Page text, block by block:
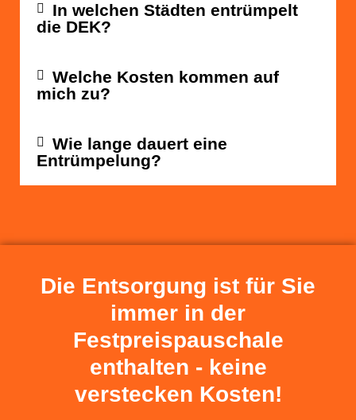
In welchen Städten entrümpelt
die DEK?
Welche Kosten kommen auf
mich zu?
Wie lange dauert eine
Entrümpelung?
Die Entsorgung ist für Sie
immer in der
Festpreispauschale
enthalten - keine
verstecken Kosten!